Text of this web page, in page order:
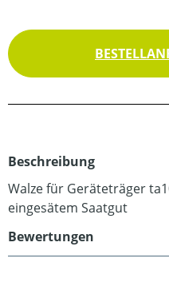
Beschreibung
Walze für Geräteträger
eingesätem Saatgut
Bewertungen